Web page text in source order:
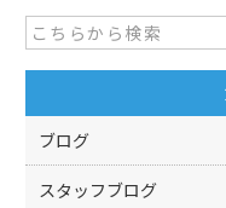
b
o
o
k
ブログ
スタッフブログ